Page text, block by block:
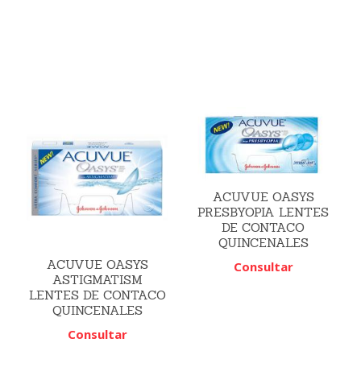
ACUVUE OASYS
ASTIGMATISM
LENTES DE CONTACO
QUINCENALES
Consultar
ACUVUE OASYS
PRESBYOPIA LENTES
DE CONTACO
QUINCENALES
Consultar